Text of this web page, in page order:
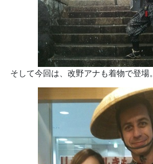
そして今回は、改野アナも着物で登場。